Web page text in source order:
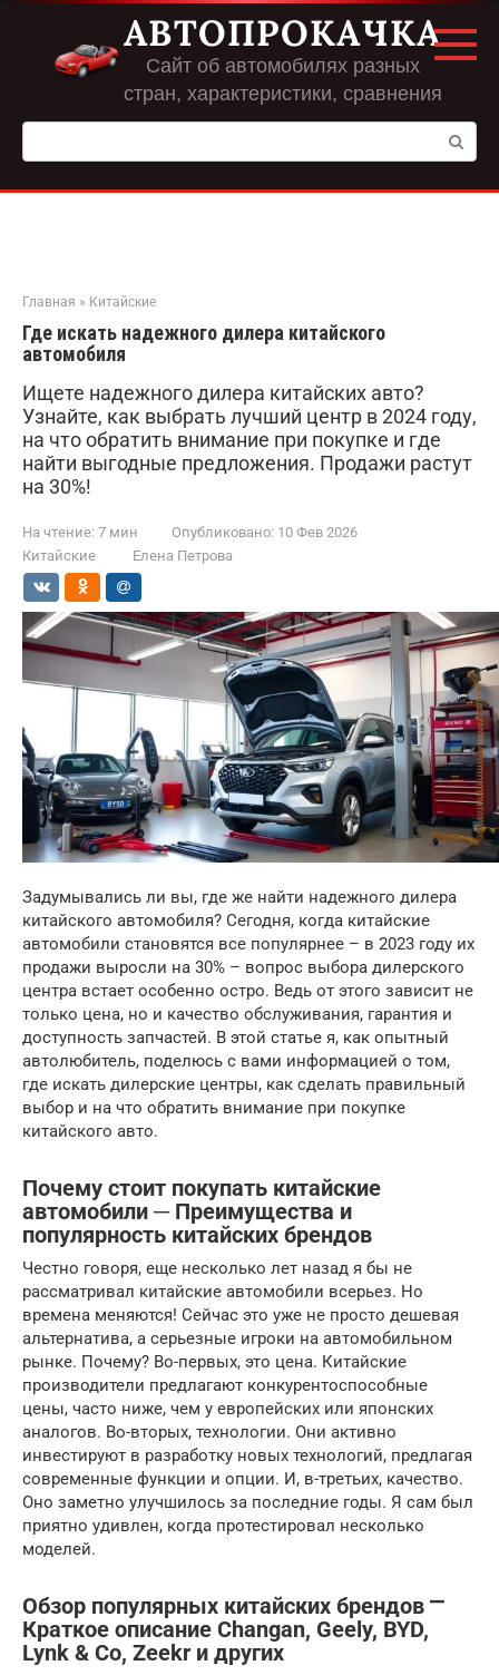
Перейти
контенту
АВТОПРОКАЧКА
Сайт об автомобилях разных
стран, характеристики, сравнения
Поиск:
Главная » Китайские
Где искать надежного дилера китайского
автомобиля
Ищете надежного дилера китайских авто?
Узнайте, как выбрать лучший центр в 2024 году,
на что обратить внимание при покупке и где
найти выгодные предложения. Продажи растут
на 30%!
На чтение: 7 мин Опубликовано: 10 Фев 2026
Китайские
Елена Петрова
Задумывались ли вы, где же найти надежного дилера
китайского автомобиля? Сегодня, когда китайские
автомобили становятся все популярнее – в 2023 году их
продажи выросли на 30% – вопрос выбора дилерского
центра встает особенно остро. Ведь от этого зависит не
только цена, но и качество обслуживания, гарантия и
доступность запчастей. В этой статье я, как опытный
автолюбитель, поделюсь с вами информацией о том,
где искать дилерские центры, как сделать правильный
выбор и на что обратить внимание при покупке
китайского авто.
Почему стоит покупать китайские
автомобили ─ Преимущества и
популярность китайских брендов
Честно говоря, еще несколько лет назад я бы не
рассматривал китайские автомобили всерьез. Но
времена меняются! Сейчас это уже не просто дешевая
альтернатива, а серьезные игроки на автомобильном
рынке. Почему? Во-первых, это цена. Китайские
производители предлагают конкурентоспособные
цены, часто ниже, чем у европейских или японских
аналогов. Во-вторых, технологии. Они активно
инвестируют в разработку новых технологий, предлагая
современные функции и опции. И, в-третьих, качество.
Оно заметно улучшилось за последние годы. Я сам был
приятно удивлен, когда протестировал несколько
моделей.
Обзор популярных китайских брендов ⎻
Краткое описание Changan, Geely, BYD,
Lynk & Co, Zeekr и других